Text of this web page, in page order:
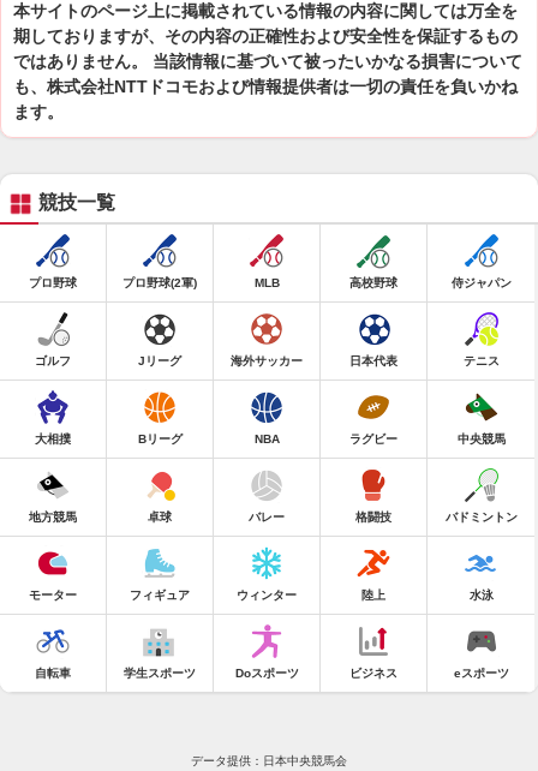
本サイトのページ上に掲載されている情報の内容に関しては万全を
期しておりますが、その内容の正確性および安全性を保証するもの
ではありません。 当該情報に基づいて被ったいかなる損害について
も、株式会社NTTドコモおよび情報提供者は一切の責任を負いかね
ます。
競技一覧
プロ野球 プロ野球(2軍) MLB 高校野球 侍ジャパン
ゴルフ Jリーグ 海外サッカー 日本代表 テニス
大相撲 Bリーグ NBA ラグビー 中央競馬
地方競馬 卓球 バレー 格闘技 バドミントン
モーター フィギュア ウィンター 陸上 水泳
自転車 学生スポーツ Doスポーツ ビジネス eスポーツ
データ提供：日本中央競馬会